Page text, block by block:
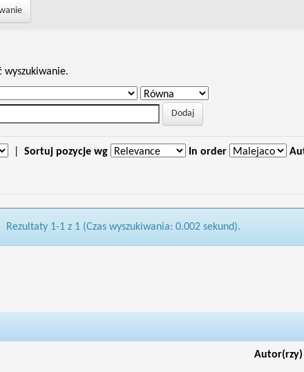
wyszukiwanie.
Sortuj pozycje wg In order
Rezultaty 1-1 z 1 (Czas wyszukiwania: 0.002 sekund).
Autor(rzy)